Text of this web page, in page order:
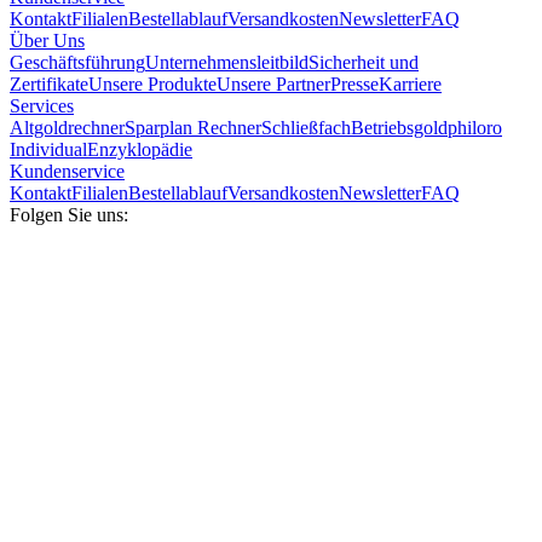
KontaktFilialenBestellablaufVersandkostenNewsletterFAQ
Über Uns
GeschäftsführungUnternehmensleitbildSicherheit und
ZertifikateUnsere ProdukteUnsere PartnerPresseKarriere
Services
AltgoldrechnerSparplan RechnerSchließfachBetriebsgoldphiloro
IndividualEnzyklopädie
Kundenservice
KontaktFilialenBestellablaufVersandkostenNewsletterFAQ
Folgen Sie uns: